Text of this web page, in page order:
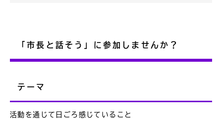
「市長と話そう」に参加しませんか？
テーマ
活動を通じて日ごろ感じていること